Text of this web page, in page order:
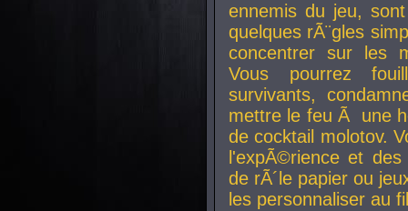
ennemis du jeu,
quelques rÃ¨gles
concentrer sur les
Vous pourrez
survivants,
mettre le feu Ã une
de cocktail molotov.
l'expÃ©rience et
de rÃ´le papier ou
les personnaliser au